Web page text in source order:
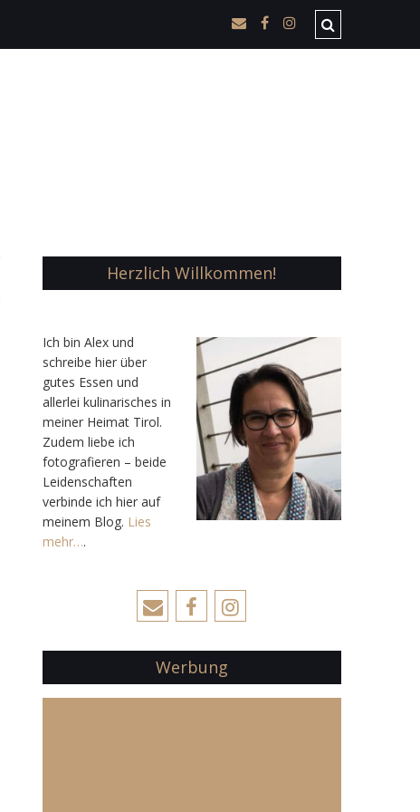
Herzlich Willkommen!
Ich bin Alex und
schreibe hier über
gutes Essen und
allerlei kulinarisches in
meiner Heimat Tirol.
Zudem liebe ich
fotografieren – beide
Leidenschaften
verbinde ich hier auf
meinem Blog. Lies
mehr….
Werbung